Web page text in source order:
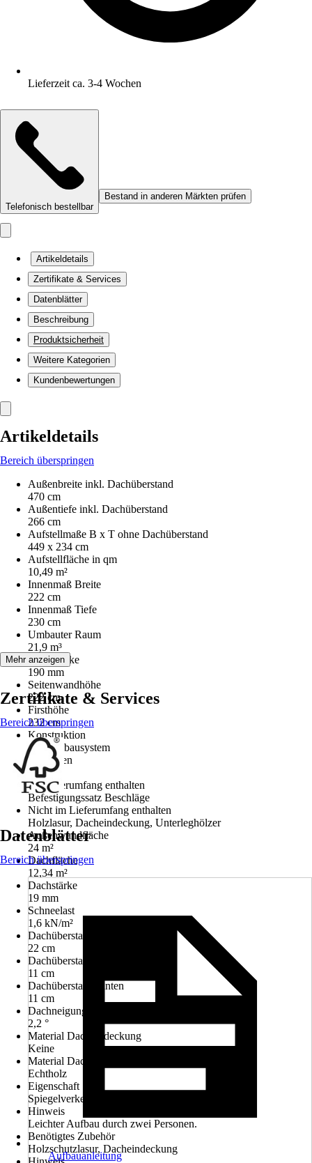
Lieferzeit ca. 3-4 Wochen
Telefonisch bestellbar
Bestand in anderen Märkten prüfen
Artikeldetails
Zertifikate & Services
Datenblätter
Beschreibung
Produktsicherheit
Weitere Kategorien
Kundenbewertungen
Artikeldetails
Bereich überspringen
Außenbreite inkl. Dachüberstand
470 cm
Außentiefe inkl. Dachüberstand
266 cm
Aufstellmaße B x T ohne Dachüberstand
449 x 234 cm
Aufstellfläche in qm
10,49 m²
Innenmaß Breite
222 cm
Innenmaß Tiefe
230 cm
Umbauter Raum
21,9 m³
Wandstärke
190 mm
Seitenwandhöhe
222 cm
Firsthöhe
232 cm
Konstruktion
Elementbausystem
Fußboden
Ja
Im Lieferumfang enthalten
Befestigungssatz Beschläge
Nicht im Lieferumfang enthalten
Holzlasur, Dacheindeckung, Unterleghölzer
Außenwandfläche
24 m²
Dachfläche
12,34 m²
Dachstärke
19 mm
Schneelast
1,6 kN/m²
Dachüberstand vorn
22 cm
Dachüberstand seitlich
11 cm
Dachüberstand hinten
11 cm
Dachneigung
2,2 °
Material Dacheindeckung
Keine
Material Dach
Echtholz
Eigenschaft
Spiegelverkehrt aufbaubar
Hinweis
Leichter Aufbau durch zwei Personen.
Benötigtes Zubehör
Holzschutzlasur, Dacheindeckung
Mehr anzeigen
Zertifikate & Services
Bereich überspringen
Datenblätter
Bereich überspringen
Aufbauanleitung